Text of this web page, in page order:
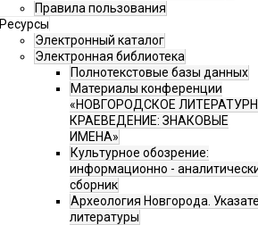
Правила пользования
Ресурсы
Электронный каталог
Электронная библиотека
Полнотекстовые базы данных
Материалы конференции
«НОВГОРОДСКОЕ
КРАЕВЕДЕНИЕ: ЗНАКОВЫЕ
ИМЕНА»
Культурное обозрение:
информационно -
сборник
Археология Новгорода.
литературы